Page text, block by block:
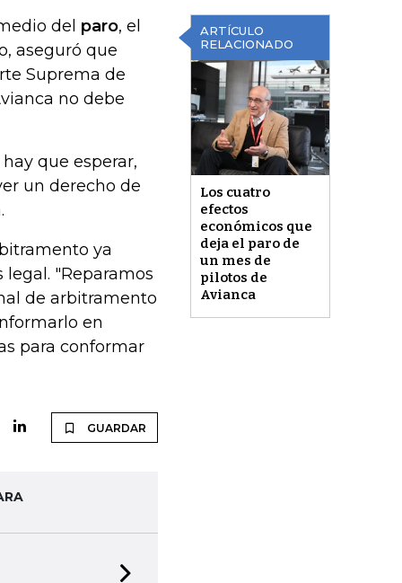
ARTÍCULO
RELACIONADO
Los cuatro
efectos
económicos que
deja el paro de
un mes de
pilotos de
Avianca
del paro, el
aseguró que
Suprema de
no debe
que esperar,
un derecho de
ya
"Reparamos
de arbitramento
en
para conformar
GUARDAR